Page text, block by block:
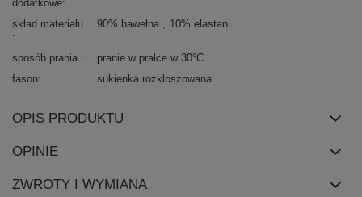
dodatkowe
skład materiału 90% bawełna 10% elastan
sposób prania
pranie w pralce w 30°C
fason
sukienka rozkloszowana
OPIS PRODUKTU
OPINIE
ZWROTY I WYMIANA